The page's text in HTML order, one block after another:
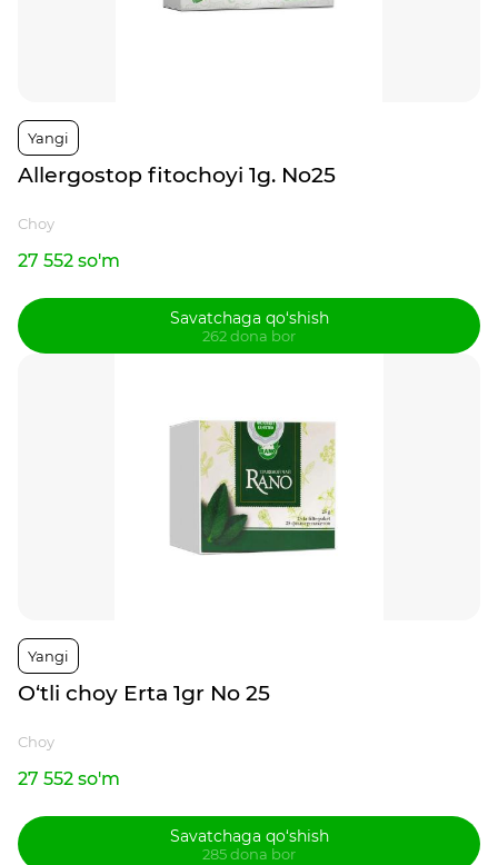
Yangi
Allergostop fitochoyi 1g. No25
Choy
27 552 so'm
Savatchaga qo‘shish
262 dona bor
Yangi
O‘tli choy Erta 1gr No 25
Choy
27 552 so'm
Savatchaga qo‘shish
285 dona bor